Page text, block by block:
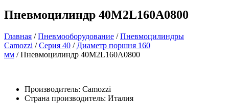
Пневмоцилиндр 40M2L160A0800
Главная /Пневмооборудование /Пневмоцилиндры
Camozzi /Серия 40 / Диаметр поршня 160
мм / Пневмоцилиндр 40M2L160A0800
Производитель: Camozzi
Страна производитель: Италия